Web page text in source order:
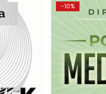
-10%